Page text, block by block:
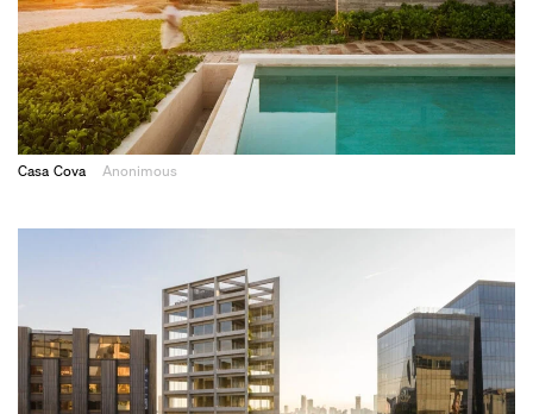
Casa Cova Anonimous